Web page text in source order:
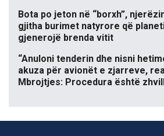
Bota po jeton në “borxh”,
gjitha burimet natyrore që
gjenerojë brenda vitit
“Anuloni tenderin dhe nisni
akuza për avionët e zjarreve,
Mbrojtjes: Procedura është